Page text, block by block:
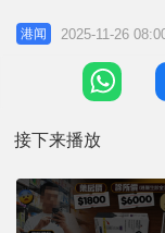
磅）。然而，
分注册药房为迎
情况下违规销售
方法时涉误导。
港闻 2025-11-26
接下来播放